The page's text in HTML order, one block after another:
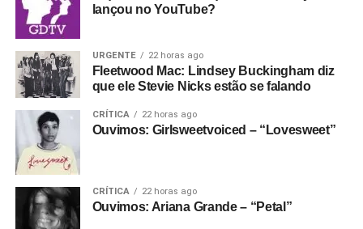
lançou no YouTube?
URGENTE 22 horas ago
Fleetwood Mac: Lindsey Buckingham diz
que ele Stevie Nicks estão se falando
CRÍTICA 22 horas ago
Ouvimos: Girlsweetvoiced – “Lovesweet”
CRÍTICA 22 horas ago
Ouvimos: Ariana Grande – “Petal”